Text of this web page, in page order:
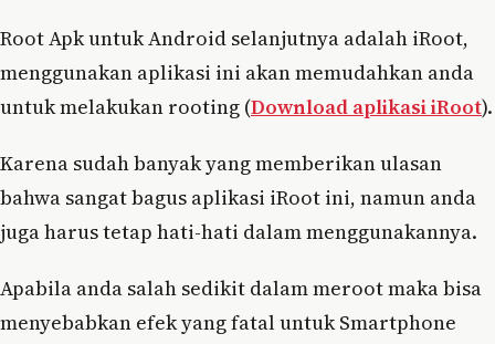
Root Apk untuk Android selanjutnya adalah iRoot,
menggunakan aplikasi ini akan memudahkan anda
untuk melakukan rooting (Download aplikasi iRoot).
Karena sudah banyak yang memberikan ulasan
bahwa sangat bagus aplikasi iRoot ini, namun anda
juga harus tetap hati-hati dalam menggunakannya.
Apabila anda salah sedikit dalam meroot maka bisa
menyebabkan efek yang fatal untuk Smartphone